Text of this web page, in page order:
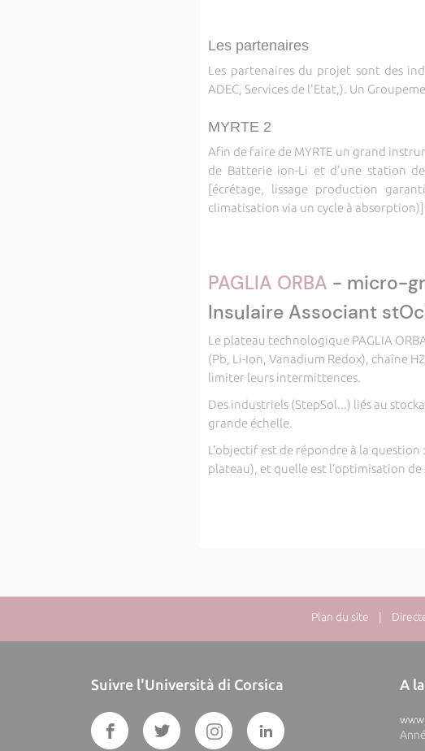
Les partenaires
Les partenaires du projet sont des
ADEC, Services de l'Etat,). Un
MYRTE 2
Afin de faire de MYRTE un grand
de Batterie ion-Li et d'une station de
[écrétage, lissage production
climatisation via un cycle à
PAGLIA ORBA - micro-
Insulaire Associant
Le plateau technologique PAGLIA
(Pb, Li-Ion, Vanadium Redox), chaîne
limiter leurs intermittences.
Des industriels (StepSol...) liés au
grande échelle.
L’objectif est de répondre à la
plateau), et quelle est l’optimisation de
Plan du site |
Suivre l'Università di Corsica A